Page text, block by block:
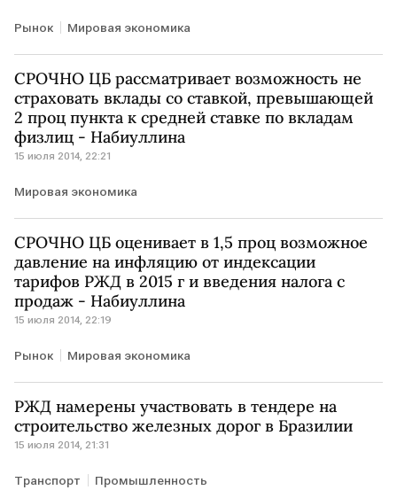
Рынок Мировая экономика
СРОЧНО ЦБ рассматривает возможность не
страховать вклады со ставкой, превышающей
2 проц пункта к средней ставке по вкладам
физлиц - Набиуллина
15 июля 2014, 22:21
Мировая экономика
СРОЧНО ЦБ оценивает в 1,5 проц возможное
давление на инфляцию от индексации
тарифов РЖД в 2015 г и введения налога с
продаж - Набиуллина
15 июля 2014, 22:19
Рынок Мировая экономика
РЖД намерены участвовать в тендере на
строительство железных дорог в Бразилии
15 июля 2014, 21:31
Транспорт Промышленность